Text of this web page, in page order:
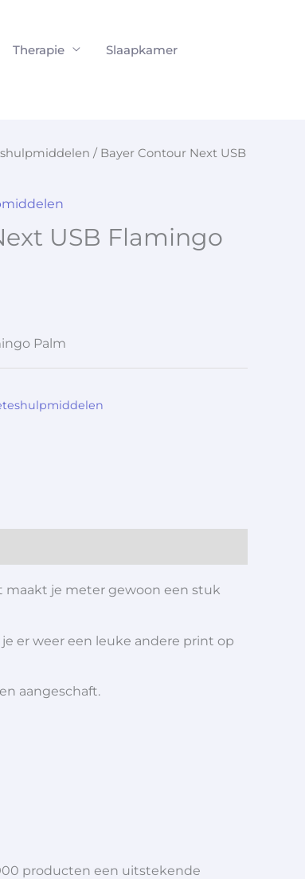
Therapie
Slaapkamer
/ Bayer Contour Next USB
USB Flamingo
Palm
maakt je meter gewoon een stuk
er weer een leuke andere print op
aangeschaft.
producten een uitstekende